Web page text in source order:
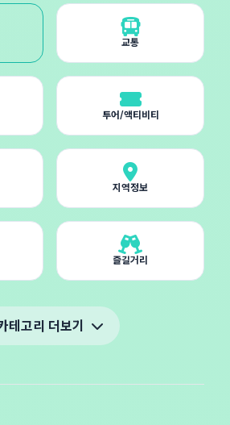
교통
투어/액티비티
지역정보
즐길거리
테고리 더보기